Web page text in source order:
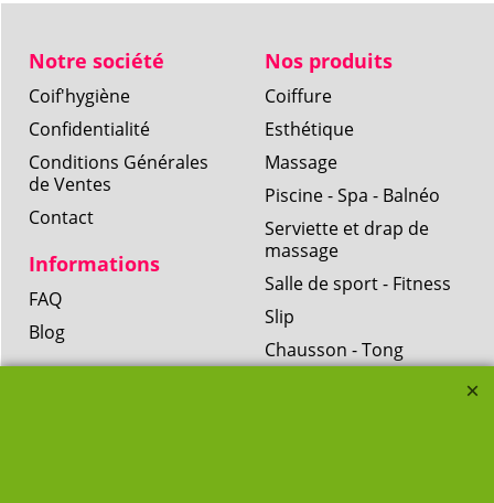
Nos produits
Coiffure
Esthétique
Massage
Piscine - Spa - Balnéo
Serviette et drap de
massage
Salle de sport - Fitness
Slip
Chausson - Tong
Notre société
Coif'hygiène
Confidentialité
Conditions Générales
de Ventes
Contact
Informations
FAQ
Blog